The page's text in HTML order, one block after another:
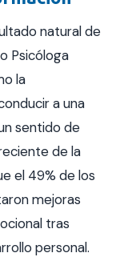
natural de
Psicóloga
la
a una
sentido de
de la
el 49% de los
mejoras
tras
personal.